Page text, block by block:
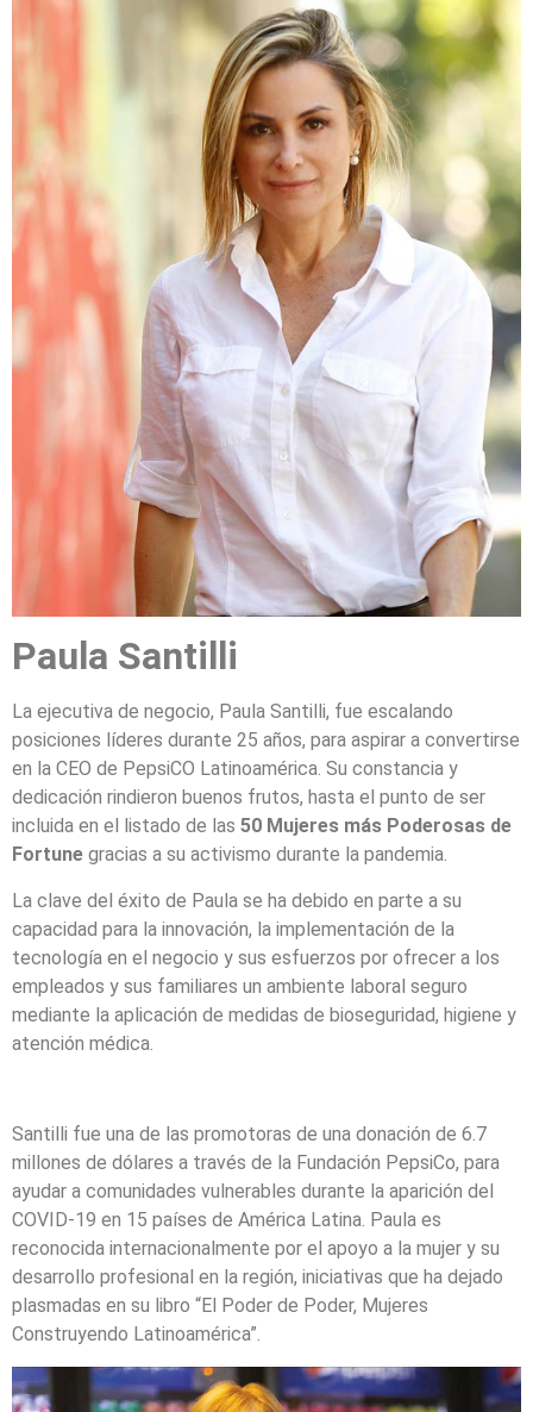
Paula Santilli
La ejecutiva de negocio, Paula Santilli, fue escalando
posiciones líderes durante 25 años, para aspirar a convertirse
en la CEO de PepsiCO Latinoamérica. Su constancia y
dedicación rindieron buenos frutos, hasta el punto de ser
incluida en el listado de las 50 Mujeres más Poderosas de
Fortune gracias a su activismo durante la pandemia.
La clave del éxito de Paula se ha debido en parte a su
capacidad para la innovación, la implementación de la
tecnología en el negocio y sus esfuerzos por ofrecer a los
empleados y sus familiares un ambiente laboral seguro
mediante la aplicación de medidas de bioseguridad, higiene y
atención médica.
Santilli fue una de las promotoras de una donación de 6.7
millones de dólares a través de la Fundación PepsiCo, para
ayudar a comunidades vulnerables durante la aparición del
COVID-19 en 15 países de América Latina. Paula es
reconocida internacionalmente por el apoyo a la mujer y su
desarrollo profesional en la región, iniciativas que ha dejado
plasmadas en su libro “El Poder de Poder, Mujeres
Construyendo Latinoamérica”.